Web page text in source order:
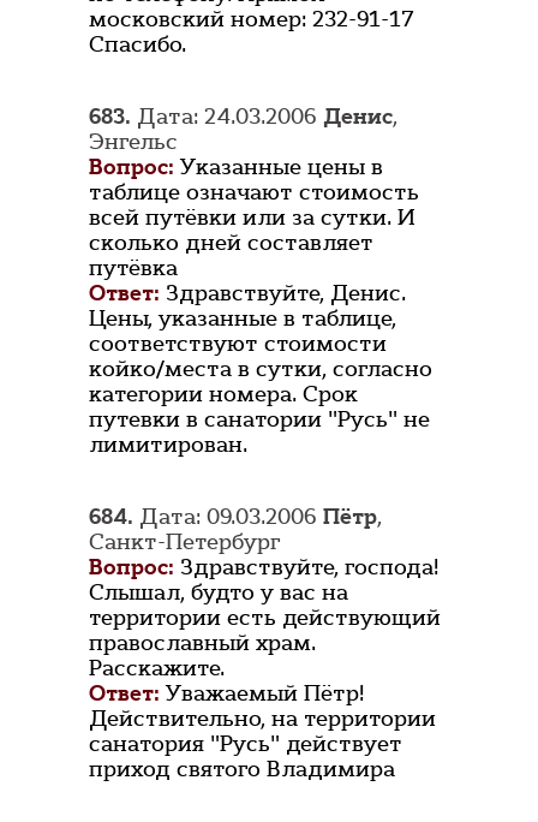
московский номер: 232-91-17
Спасибо.
683. Дата: 24.03.2006 Денис,
Энгельс
Вопрос: Указанные цены в
таблице означают стоимость
всей путёвки или за сутки. И
сколько дней составляет
путёвка
Ответ: Здравствуйте, Денис.
Цены, указанные в таблице,
соответствуют стоимости
койко/места в сутки, согласно
категории номера. Срок
путевки в санатории "Русь" не
лимитирован.
684. Дата: 09.03.2006 Пётр,
Санкт-Петербург
Вопрос: Здравствуйте, господа!
Слышал, будто у вас на
территории есть действующий
православный храм.
Расскажите.
Ответ: Уважаемый Пётр!
Действительно, на территории
санатория "Русь" действует
приход святого Владимира